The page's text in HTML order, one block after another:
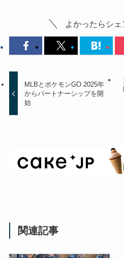
よかったらシェ
MLBとポケモンGO 2025年
からパートナーシップを開
始
関連記事